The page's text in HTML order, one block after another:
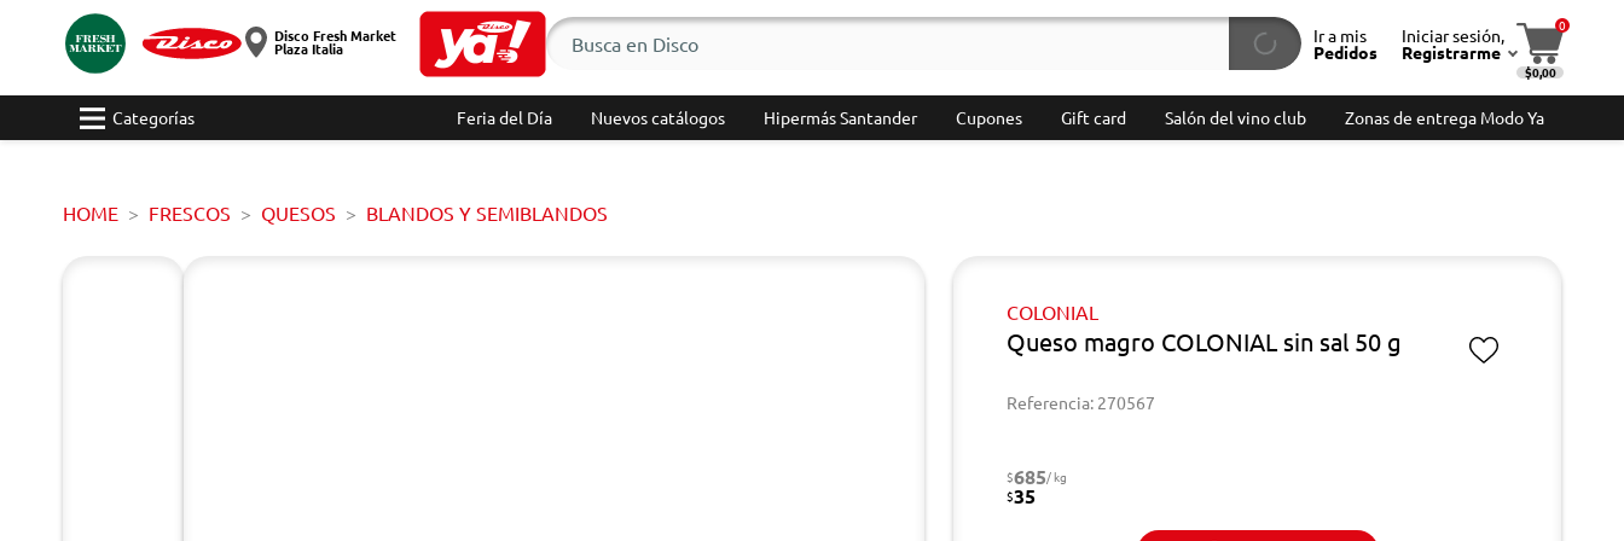
Disco Fresh Market
Plaza Italia
Ir a mis
Pedidos
Iniciar sesión,
Registrarme
0
$0,00
Categorías Feria del Día Nuevos catálogos Hipermás Santander Cupones Gift card Salón del vino club Zonas de entrega Modo Ya
HOME FRESCOS QUESOS BLANDOS Y SEMIBLANDOS
COLONIAL
Queso magro COLONIAL sin sal 50 g
Referencia: 270567
$685/ kg
$35